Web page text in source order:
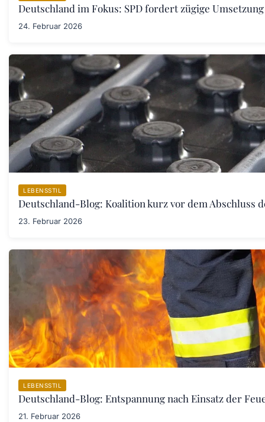
Deutschland im Fokus: SPD fordert zügige
24. Februar 2026
LEBENSSTIL
Deutschland-Blog: Koalition kurz vor dem Abschluss
23. Februar 2026
LEBENSSTIL
Deutschland-Blog: Entspannung nach Einsatz der
21. Februar 2026